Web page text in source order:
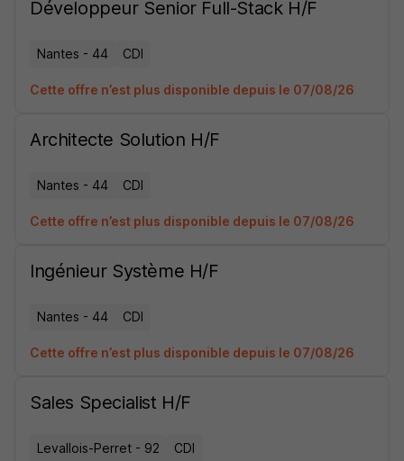
Développeur Senior Full-Stack H/F
Nantes - 44 CDI
Cette offre n’est plus disponible depuis le 07/08/26
Architecte Solution H/F
Nantes - 44 CDI
Cette offre n’est plus disponible depuis le 07/08/26
Ingénieur Système H/F
Nantes - 44 CDI
Cette offre n’est plus disponible depuis le 07/08/26
Sales Specialist H/F
Levallois-Perret - 92 CDI